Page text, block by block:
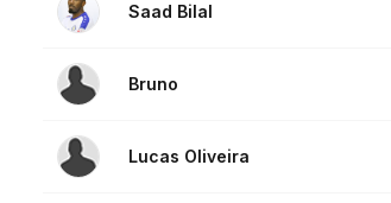
Saad Bilal
Bruno
Lucas Oliveira